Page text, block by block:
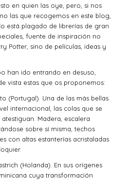
en quien las oye, pero, si nos
las que recogemos en este blog,
está plagado de librerías de gran
fuente de inspiración no
Potter, sino de películas, ideas y
han ido entrando en desuso,
vista estas que os proponemos:
(Portugal). Una de las más bellas
internacional, las colas que se
Madera, escalera
sobre sí misma, techos
con altas estanterías acristaladas
(Holanda). En sus orígenes
cuya transformación